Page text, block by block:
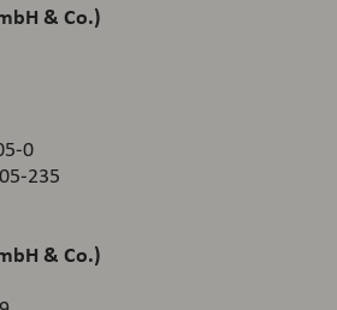
& Co.)
0
235
& Co.)